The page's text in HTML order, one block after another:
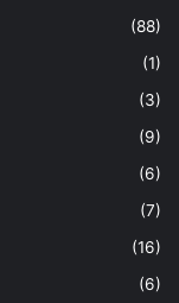
(88)
(1)
(3)
(9)
(6)
(7)
(16)
(6)